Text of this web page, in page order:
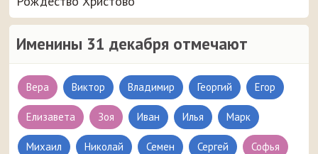
Именины 31 декабря отмечают
Вера Виктор Владимир Георгий Егор
Елизавета Зоя Иван Илья Марк
Михаил Николай Семен Сергей Софья